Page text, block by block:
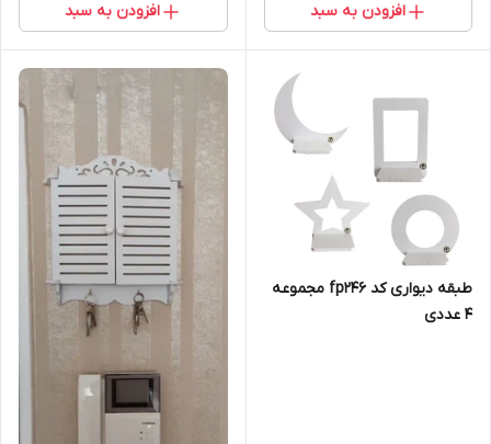
افزودن به سبد افزودن به سبد
طبقه دیواری کد fp246 مجموعه
4 عددی